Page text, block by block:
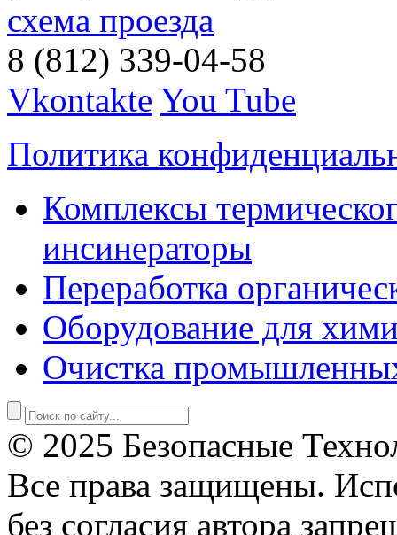
схема проезда
8 (812) 339-04-58
Vkontakte You Tube
Политика
Комплексы
инсинераторы
Переработка
Оборудование для
Очистка
© 2025 Безопасные
Все права защищены.
без согласия автора